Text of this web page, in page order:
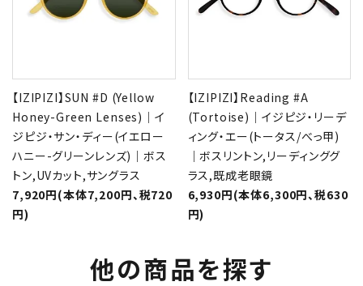
【IZIPIZI】SUN #D (Yellow
Honey-Green Lenses)｜イ
ジピジ・サン・ディー(イエロー
ハニー-グリーンレンズ)｜ボス
トン,UVカット,サングラス
7,920円(本体7,200円、税720
円)
【IZIPIZI】Reading #A
(Tortoise)｜イジピジ・リーデ
ィング・エー(トータス/べっ甲)
｜ボスリントン,リーディンググ
ラス,既成老眼鏡
6,930円(本体6,300円、税630
円)
他の商品を探す